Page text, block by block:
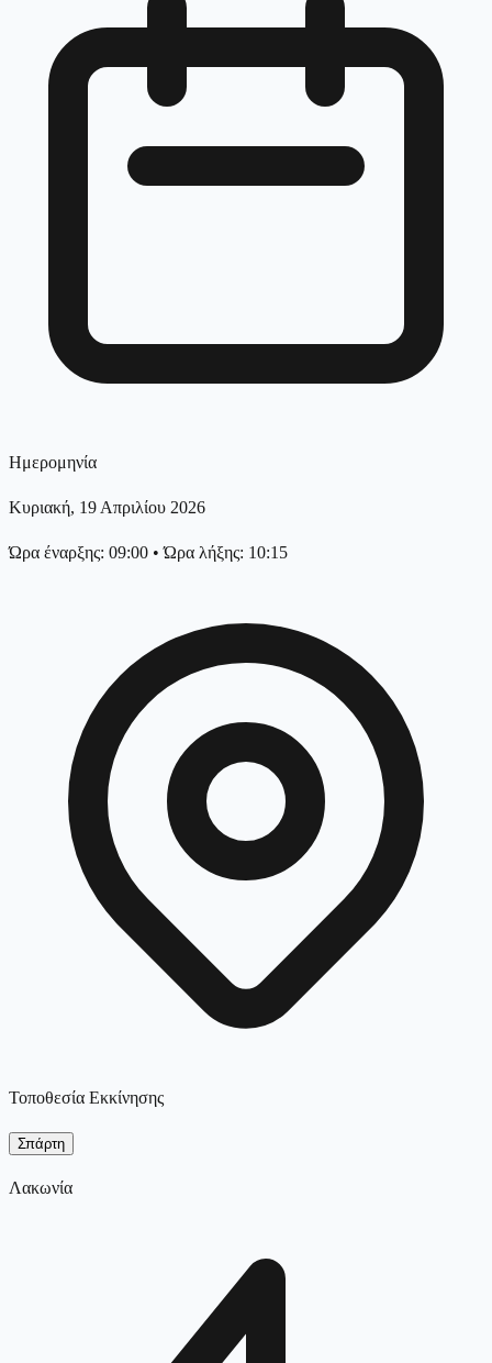
Ημερομηνία
Κυριακή, 19 Απριλίου 2026
Ώρα έναρξης: 09:00 •Ώρα λήξης: 10:15
Τοποθεσία Εκκίνησης
Σπάρτη
Λακωνία